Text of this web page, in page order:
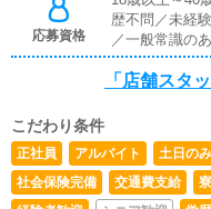
信などを中心
業内容や仕組
ッフ兼任での
略チームの中
のWEBサイト
てインバウン
対応などを担
POP作成の際
応募資格
歴不問／未経
／一般常識の
「店舗スタッ
こだわり条件
正社員 アルバイト 土日の
社会保険完備
交通費支給